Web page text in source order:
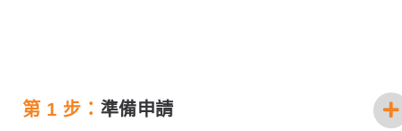
第 1 步： 準備申請